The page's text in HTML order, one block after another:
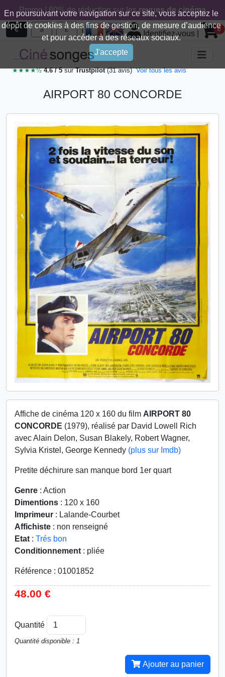
En poursuivant votre navigation sur ce site, vous acceptez le
dépôt de cookies à des fins de gestion, de mesure d’audience
et pour accéder à des réseaux sociaux.
J'accepte
Promo ! 60% de réduction sur lesrevues de cinéma
€ $ £ |
Identifiez-vous 0
★★★★½4.6 / 5surTrustpilot(31 avis) Voir tous les avis
AIRPORT 80 CONCORDE
Affiche de cinéma 120 x 160 du film AIRPORT 80
CONCORDE (1979), réalisé par David Lowell Rich
avec Alain Delon, Susan Blakely, Robert Wagner,
Sylvia Kristel, George Kennedy (plus sur Imdb)
Pretite déchirure san manque bord 1er quart
Genre : Action
Dimentions : 120 x 160
Imprimeur : Lalande-Courbet
Affichiste : non renseigné
Etat : Trés bon
Conditionnement : pliée
Référence : 01001852
48.00 €
Quantité
Quantité disponible : 1
Ajouter au panier